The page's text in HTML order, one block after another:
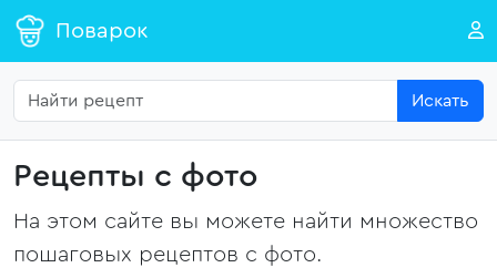
Поварок
Искать
Рецепты с фото
На этом сайте вы можете найти множество
пошаговых рецептов с фото.